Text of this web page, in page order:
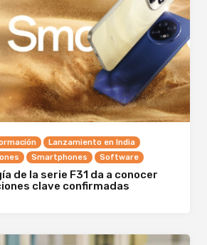
Lanzamiento en India
Smartphones Software
de la serie F31 da a conocer
clave confirmadas